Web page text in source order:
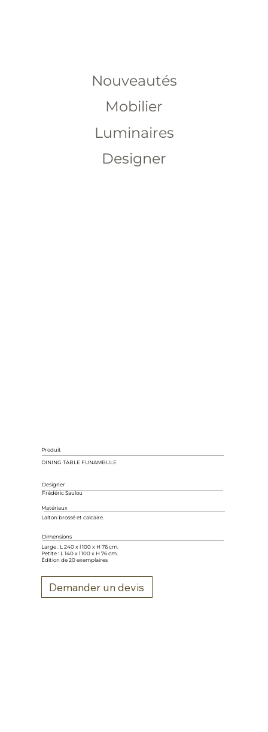
Nouveautés
Mobilier
Luminaires
Designer
Produit
DINING TABLE FUNAMBULE
Designer
Frédéric Saulou
Matériaux
Laiton brossé et calcaire.
Dimensions
Large : L 240 x l 100 x H 76 cm.
Petite : L 140 x l 100 x H 76 cm.
Édition de 20 exemplaires
Demander un devis